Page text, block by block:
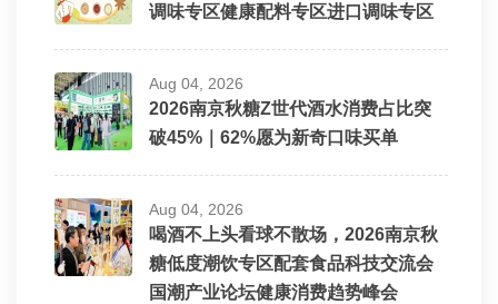
调味专区健康配料专区进口调味专区
Aug 04, 2026
2026南京秋糖Z世代酒水消费占比突
破45%｜62%愿为新奇口味买单
Aug 04, 2026
喝酒不上头看球不散场，2026南京秋
糖低度潮饮专区配套食品科技交流会
国潮产业论坛健康消费趋势峰会